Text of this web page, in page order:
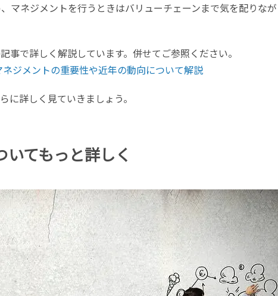
マネジメントを行うときはバリューチェーンまで気を配りな
事で詳しく解説しています。併せてご参照ください。
ジメントの重要性や近年の動向について解説
に詳しく見ていきましょう。
てもっと詳しく